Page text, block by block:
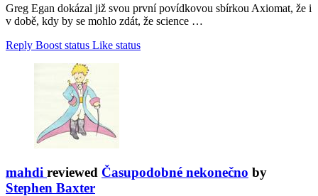
Greg Egan dokázal již svou první povídkovou sbírkou Axiomat, že i
v době, kdy by se mohlo zdát, že science …
Reply Boost status Like status
mahdi reviewed Časupodobné nekonečno by
Stephen Baxter